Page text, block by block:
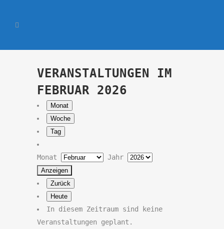
VERANSTALTUNGEN IM
FEBRUAR 2026
Monat
Woche
Tag
Monat Jahr
Zurück
Heute
In diesem Zeitraum sind keine
Veranstaltungen geplant.